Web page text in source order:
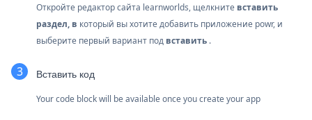
Откройте редактор сайта learnworlds, щелкните вставить
раздел, в который вы хотите добавить приложение powr, и
выберите первый вариант под вставить .
Вставить код
Your code block will be available once you create your app